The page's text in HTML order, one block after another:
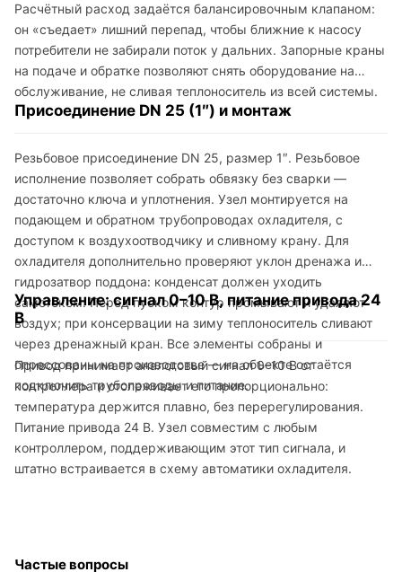
Расчётный расход задаётся балансировочным клапаном:
он «съедает» лишний перепад, чтобы ближние к насосу
потребители не забирали поток у дальних. Запорные краны
на подаче и обратке позволяют снять оборудование на
обслуживание, не сливая теплоноситель из всей системы.
Присоединение DN 25 (1″) и монтаж
Резьбовое присоединение DN 25, размер 1″. Резьбовое
исполнение позволяет собрать обвязку без сварки —
достаточно ключа и уплотнения. Узел монтируется на
подающем и обратном трубопроводах охладителя, с
доступом к воздухоотводчику и сливному крану. Для
охладителя дополнительно проверяют уклон дренажа и
гидрозатвор поддона: конденсат должен уходить
самотёком. Перед пуском контур промывают и удаляют
воздух; при консервации на зиму теплоноситель сливают
через дренажный кран. Все элементы собраны и
опрессованы на производстве — на объекте остаётся
подключить трубопроводы и питание.
Управление: сигнал 0–10 В, питание привода 24
В
Привод принимает аналоговый сигнал 0–10 В от
контроллера и отслеживает его пропорционально:
температура держится плавно, без перерегулирования.
Питание привода 24 В. Узел совместим с любым
контроллером, поддерживающим этот тип сигнала, и
штатно встраивается в схему автоматики охладителя.
Частые вопросы